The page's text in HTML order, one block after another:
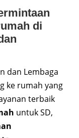
di
dan Lembaga
ke rumah yang
terbaik
untuk SD,